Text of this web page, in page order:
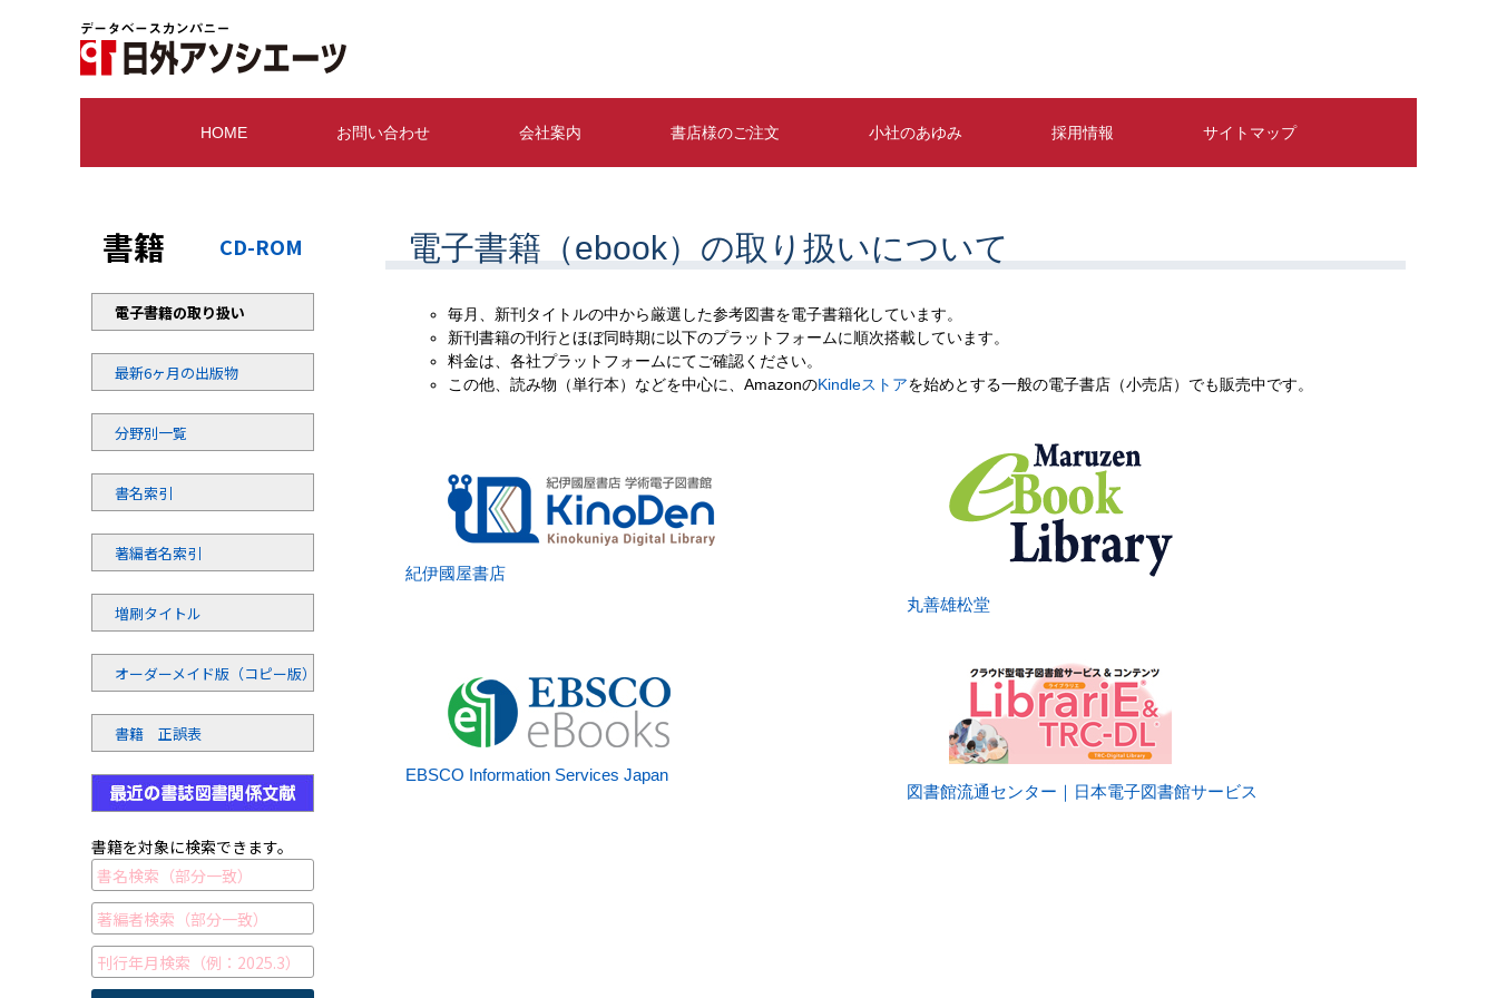
HOME お問い合わせ 会社案内 書店様のご注文 小社のあゆみ 採用情報 サイトマップ
電子書籍（ebook）の取り扱いについて
毎月、新刊タイトルの中から厳選した参考図書を電子書籍化しています。
新刊書籍の刊行とほぼ同時期に以下のプラットフォームに順次搭載しています。
料金は、各社プラットフォームにてご確認ください。
この他、読み物（単行本）などを中心に、AmazonのKindleストアを始めとする一般の電子書店（小売店）でも販売中です。
紀伊國屋書店
丸善雄松堂
EBSCO Information Services Japan
図書館流通センター｜日本電子図書館サービス
書籍 CD-ROM
電子書籍の取り扱い
最新6ヶ月の出版物
分野別一覧
書名索引
著編者名索引
増刷タイトル
オーダーメイド版（コピー版）
書籍 正誤表
書籍を対象に検索できます。